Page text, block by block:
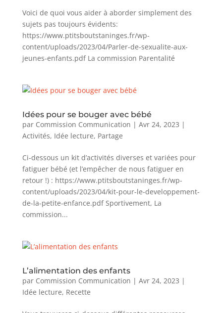
Voici de quoi vous aider à aborder simplement des
sujets pas toujours évidents:
https://www.ptitsboutstaninges.fr/wp-
content/uploads/2023/04/Parler-de-sexualite-aux-
jeunes-enfants.pdf La commission Parentalité
Idées pour se bouger avec bébé
par Commission Communication | Avr 24, 2023 |
Activités, Idée lecture, Partage
Ci-dessous un kit d’activités diverses et variées pour
fatiguer bébé (et l’empêcher de nous fatiguer en
retour !) : https://www.ptitsboutstaninges.fr/wp-
content/uploads/2023/04/kit-pour-le-developpement-
de-la-petite-enfance.pdf Sportivement, La
commission...
L’alimentation des enfants
par Commission Communication | Avr 24, 2023 |
Idée lecture, Recette